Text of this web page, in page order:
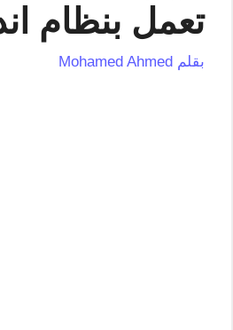
تعمل بنظام
بقلم Mohamed Ahmed